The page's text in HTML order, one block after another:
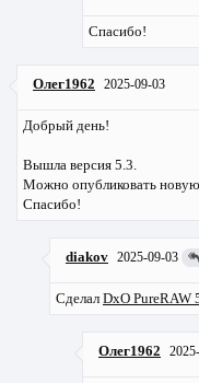
Спасибо!
Олег1962 2025-09-03
Добрый день!
Вышла версия 5.3.
Можно опубликовать
Спасибо!
diakov 2025-09-03
Сделал DxO PureRAW
Олег1962